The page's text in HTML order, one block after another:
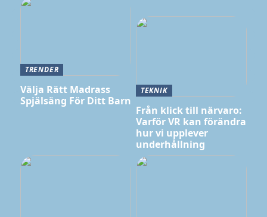
TRENDER
Välja Rätt Madrass
Spjälsäng För Ditt Barn
TEKNIK
Från klick till närvaro:
Varför VR kan förändra
hur vi upplever
underhållning